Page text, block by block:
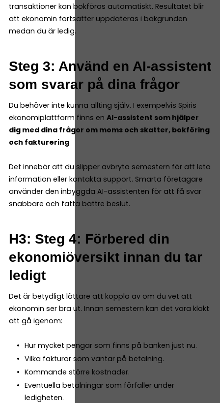
transaktioner kan bokföras automatiskt. Resultatet blir
att ekonomin fortsätter uppdateras i bakgrunden
medan du är ledig.
Steg 3: Använd en AI-assistent
som svarar på dina frågor
Du behöver inte kunna allting själv. I exempelvis Spiris
ekonomiplattform finns en AI-assistent som hjälper
dig med dina frågor om moms och skatter, bokföring
och fakturering
Det innebär att du slipper avbryta semestern för att leta
information eller kontakta support. Smarta företagare
använder den inbyggda AI-assistenten för att få svar
snabbare och fatta bättre beslut.
H3: Steg 4: Förbered din
ekonomiöversikt innan du tar
ledigt
Det är betydligt lättare att koppla av om du vet att
ekonomin ser bra ut. Innan semestern kan det vara klokt
att gå igenom:
Hur mycket pengar som finns på banken just nu.
Vilka fakturor som väntar på betalning.
Kommande större kostnader.
Eventuella betalningar som förfaller under
ledigheten.